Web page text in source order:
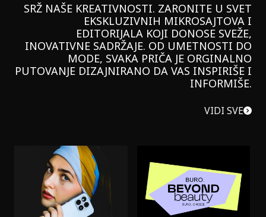
SRŽ NAŠE KREATIVNOSTI. ZARONITE U SVET
EKSKLUZIVNIH MIKROSAJTOVA I
EDITORIJALA KOJI DONOSE SVEŽE,
INOVATIVNE SADRŽAJE. OD UMETNOSTI DO
MODE, SVAKA PRIČA JE ORGINALNO
PUTOVANJE DIZAJNIRANO DA VAS INSPIRIŠE I
INFORMIŠE.
VIDI SVE